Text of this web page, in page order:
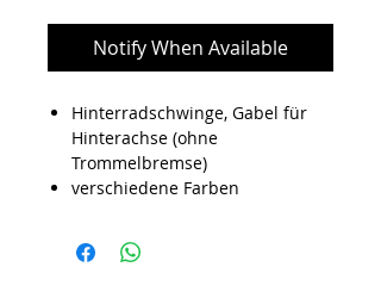
Notify When Available
Hinterradschwinge, Gabel für
Hinterachse (ohne
Trommelbremse)
verschiedene Farben